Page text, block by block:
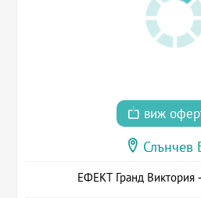
виж
Слънчев
ЕФЕКТ Гранд Виктория